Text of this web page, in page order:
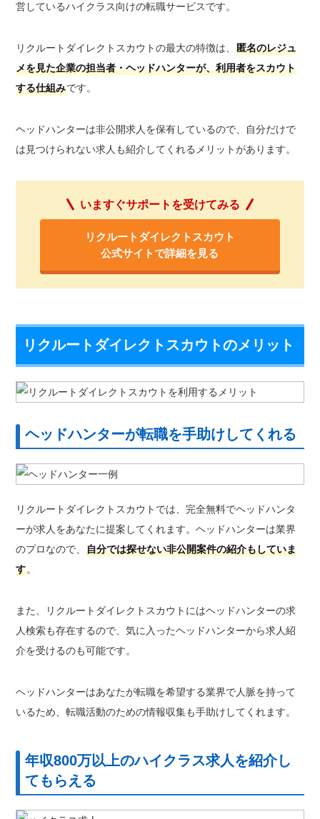
営しているハイクラス向けの転職サービスです。
リクルートダイレクトスカウトの最大の特徴は、匿名のレジュ
メを見た企業の担当者・ヘッドハンターが、利用者をスカウト
する仕組みです。
ヘッドハンターは非公開求人を保有しているので、自分だけで
は見つけられない求人も紹介してくれるメリットがあります。
いますぐサポートを受けてみる
リクルートダイレクトスカウト
公式サイトで詳細を見る
リクルートダイレクトスカウトのメリット
ヘッドハンターが転職を手助けしてくれる
リクルートダイレクトスカウトでは、完全無料でヘッドハンタ
ーが求人をあなたに提案してくれます。ヘッドハンターは業界
のプロなので、自分では探せない非公開案件の紹介もしていま
す。
また、リクルートダイレクトスカウトにはヘッドハンターの求
人検索も存在するので、気に入ったヘッドハンターから求人紹
介を受けるのも可能です。
ヘッドハンターはあなたが転職を希望する業界で人脈を持って
いるため、転職活動のための情報収集も手助けしてくれます。
年収800万以上のハイクラス求人を紹介し
てもらえる